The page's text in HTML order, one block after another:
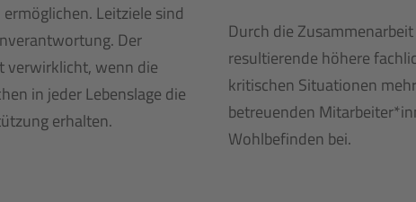
Leitziele sind
Der
verwirklicht, wenn die
in jeder Lebenslage die
erhalten.
Durch die
resultierende höhere
kritischen Situationen
betreuenden
Wohlbefinden bei.